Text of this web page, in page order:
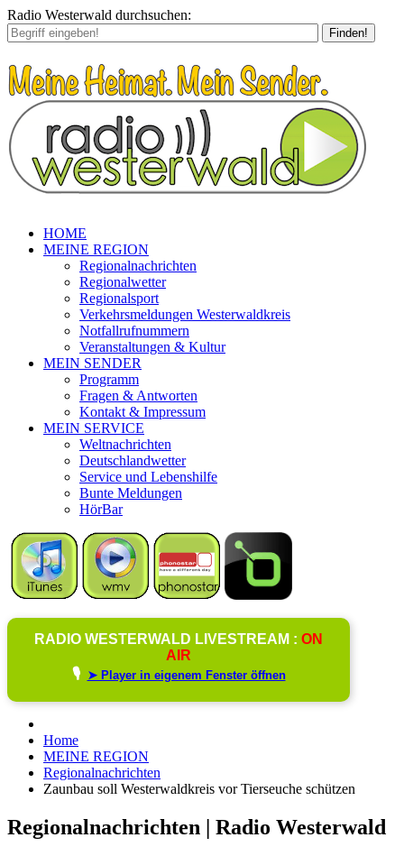
Radio Westerwald durchsuchen:
Finden!
HOME
MEINE REGION
Regionalnachrichten
Regionalwetter
Regionalsport
Verkehrsmeldungen Westerwaldkreis
Notfallrufnummern
Veranstaltungen & Kultur
MEIN SENDER
Programm
Fragen & Antworten
Kontakt & Impressum
MEIN SERVICE
Weltnachrichten
Deutschlandwetter
Service und Lebenshilfe
Bunte Meldungen
HörBar
RADIO WESTERWALD LIVESTREAM : ON
AIR
🎙️ ➤ Player in eigenem Fenster öffnen
Home
MEINE REGION
Regionalnachrichten
Zaunbau soll Westerwaldkreis vor Tierseuche schützen
Regionalnachrichten | Radio Westerwald